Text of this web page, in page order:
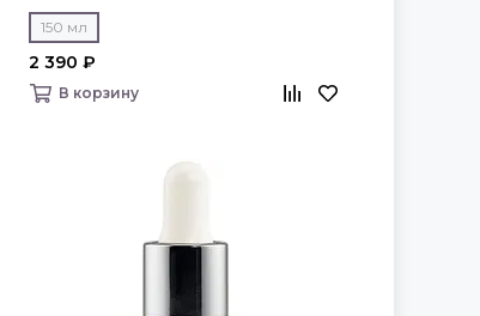
150 мл
2 390 ₽
В корзину